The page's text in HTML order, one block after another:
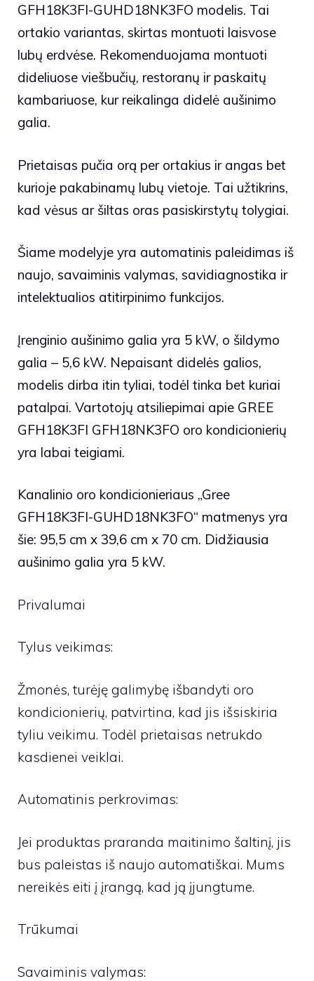
GFH18K3FI-GUHD18NK3FO modelis. Tai
ortakio variantas, skirtas montuoti laisvose
lubų erdvėse. Rekomenduojama montuoti
dideliuose viešbučių, restoranų ir paskaitų
kambariuose, kur reikalinga didelė aušinimo
galia.
Prietaisas pučia orą per ortakius ir angas bet
kurioje pakabinamų lubų vietoje. Tai užtikrins,
kad vėsus ar šiltas oras pasiskirstytų tolygiai.
Šiame modelyje yra automatinis paleidimas iš
naujo, savaiminis valymas, savidiagnostika ir
intelektualios atitirpinimo funkcijos.
Įrenginio aušinimo galia yra 5 kW, o šildymo
galia – 5,6 kW. Nepaisant didelės galios,
modelis dirba itin tyliai, todėl tinka bet kuriai
patalpai. Vartotojų atsiliepimai apie GREE
GFH18K3FI GFH18NK3FO oro kondicionierių
yra labai teigiami.
Kanalinio oro kondicionieriaus „Gree
GFH18K3FI-GUHD18NK3FO“ matmenys yra
šie: 95,5 cm x 39,6 cm x 70 cm. Didžiausia
aušinimo galia yra 5 kW.
Privalumai
Tylus veikimas:
Žmonės, turėję galimybę išbandyti oro
kondicionierių, patvirtina, kad jis išsiskiria
tyliu veikimu. Todėl prietaisas netrukdo
kasdienei veiklai.
Automatinis perkrovimas:
Jei produktas praranda maitinimo šaltinį, jis
bus paleistas iš naujo automatiškai. Mums
nereikės eiti į įrangą, kad ją įjungtume.
Trūkumai
Savaiminis valymas: